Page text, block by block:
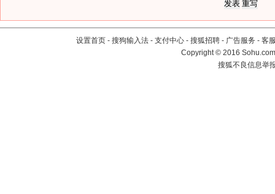
设置首页 - 搜狗输入法 - 支付中心 - 搜狐招聘 - 广告服务 - 客
Copyright©2016
搜狐不良信息举